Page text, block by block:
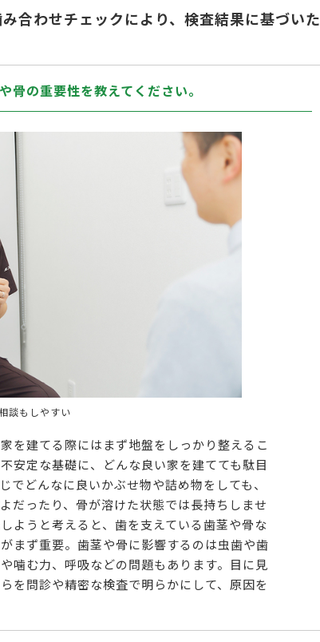
合わせチェックにより、検査結果に基づいた
の重要性を教えてください。
談もしやすい
を建てる際にはまず地盤をしっかり整えるこ
安定な基礎に、どんな良い家を建てても駄目
でどんなに良いかぶせ物や詰め物をしても、
だったり、骨が溶けた状態では長持ちしませ
ようと考えると、歯を支えている歯茎や骨な
まず重要。歯茎や骨に影響するのは虫歯や歯
噛む力、呼吸などの問題もあります。目に見
を問診や精密な検査で明らかにして、原因を